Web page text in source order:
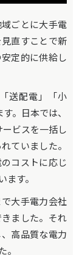
ごとに大手電
直すことで新
定的に供給し
送配電」「小
。日本では、
ビスを一括し
ていました。
コストに応じ
す。
大手電力会社
ました。それ
高品質な電力